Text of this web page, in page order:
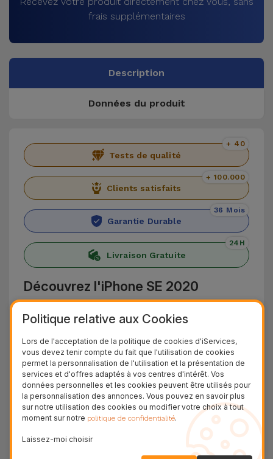
frais supplémentaires
Description
Données du produit
Tests de qualité
+ 40
Clients satisfaits
+ 100.000
Garantie Durable
36 Mois
Livraison Gratuite
24H
Découvrez l'iPhone SE 2020
L' iPhone SE 2020
a ramené la nostalgie du
composants et des performances de pointe du
produit phare de la marque à l'époque - l'iPhone
11. Malgré le mêmecapteur de 12 MPque
l'iPhone 8, ce modèle dispose d'un potentiel de
traitement d'image supérieur, y compris dans les
dispose d'une puce
Politique relative aux Cookies
Lors de l'acceptation de la politique de cookies d'iServices,
vous devez tenir compte du fait que l'utilisation de cookies
permet la personnalisation de l'utilisation et la présentation de
services et d'offres adaptés à vos centres d'intérêt. Vos
données personnelles et les cookies peuvent être utilisés pour
la personnalisation des annonces. Vous pouvez en savoir plus
sur notre utilisation des cookies ou modifier votre choix à tout
moment sur notre politique de confidentialité.
Laissez-moi choisir